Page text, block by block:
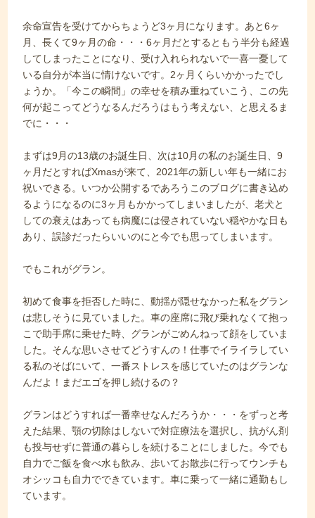
余命宣告を受けてからちょうど3ヶ月になります。あと6ヶ
月、長くて9ヶ月の命・・・6ヶ月だとするともう半分も経過
してしまったことになり、受け入れられないで一喜一憂して
いる自分が本当に情けないです。2ヶ月くらいかかったでし
ょうか。「今この瞬間」の幸せを積み重ねていこう、この先
何が起こってどうなるんだろうはもう考えない、と思えるま
でに・・・
まずは9月の13歳のお誕生日、次は10月の私のお誕生日、9
ヶ月だとすればXmasが来て、2021年の新しい年も一緒にお
祝いできる。いつか公開するであろうこのブログに書き込め
るようになるのに3ヶ月もかかってしまいましたが、老犬と
しての衰えはあっても病魔には侵されていない穏やかな日も
あり、誤診だったらいいのにと今でも思ってしまいます。
でもこれがグラン。
初めて食事を拒否した時に、動揺が隠せなかった私をグラン
は悲しそうに見ていました。車の座席に飛び乗れなくて抱っ
こで助手席に乗せた時、グランがごめんねって顔をしていま
した。そんな思いさせてどうすんの！仕事でイライラしてい
る私のそばにいて、一番ストレスを感じていたのはグランな
んだよ！まだエゴを押し続けるの？
グランはどうすれば一番幸せなんだろうか・・・をずっと考
えた結果、顎の切除はしないで対症療法を選択し、抗がん剤
も投与せずに普通の暮らしを続けることにしました。今でも
自力でご飯を食べ水も飲み、歩いてお散歩に行ってウンチも
オシッコも自力でできています。車に乗って一緒に通勤もし
ています。